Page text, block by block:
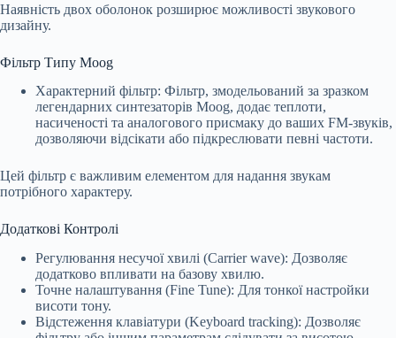
Наявність двох оболонок розширює можливості звукового
дизайну.
Фільтр Типу Moog
Характерний фільтр: Фільтр, змодельований за зразком
легендарних синтезаторів Moog, додає теплоти,
насиченості та аналогового присмаку до ваших FM-звуків,
дозволяючи відсікати або підкреслювати певні частоти.
Цей фільтр є важливим елементом для надання звукам
потрібного характеру.
Додаткові Контролі
Регулювання несучої хвилі (Carrier wave): Дозволяє
додатково впливати на базову хвилю.
Точне налаштування (Fine Tune): Для тонкої настройки
висоти тону.
Відстеження клавіатури (Keyboard tracking): Дозволяє